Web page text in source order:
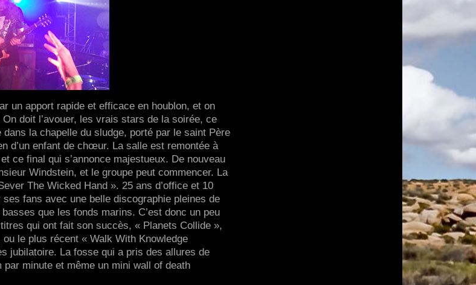
un apport rapide et efficace en houblon, et on
On doit l’avouer, les vrais stars de la soirée, ce
la chapelle du sludge, porté par le saint Père
d’un enfant de chœur. La salle est remontée à
ce final qui s’annonce majestueux. De nouveau
Windstein, et le groupe peut commencer. La
The Wicked Hand ». 25 ans d’office et 10
fans avec une belle discographie pleines de
que les fonds marins. C’est donc un peu
qui ont fait son succès, « Planets Collide »,
le plus récent « Walk With Knowledge
jubilatoire. La fosse qui a pris des allures de
minute et même un mini wall of death